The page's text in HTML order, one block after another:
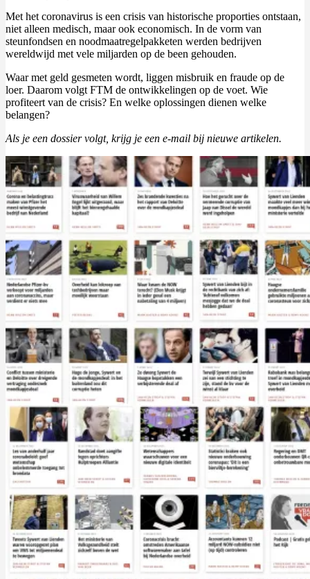
Met het coronavirus is een crisis van historische proporties ontstaan,
niet alleen medisch, maar ook economisch. In de vorm van
steunfondsen en noodmaatregelpakketen werden bedrijven
wereldwijd met vele miljarden op de been gehouden.
Waar met geld gesmeten wordt, liggen misbruik en fraude op de
loer. Daarom volgt FTM de ontwikkelingen op de voet. Wie
profiteert van de crisis? En welke oplossingen dienen welke
belangen?
Als je een dossier volgt, krijg je een e-mail bij nieuwe artikelen.